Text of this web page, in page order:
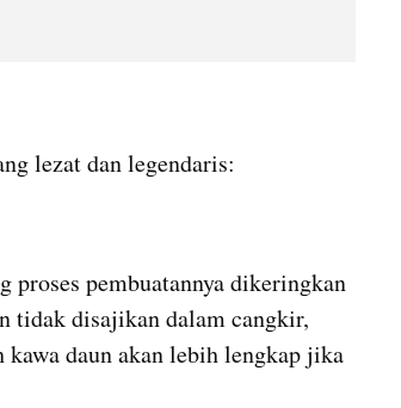
lezat dan legendaris:
proses pembuatannya dikeringkan
tidak disajikan dalam cangkir,
daun akan lebih lengkap jika